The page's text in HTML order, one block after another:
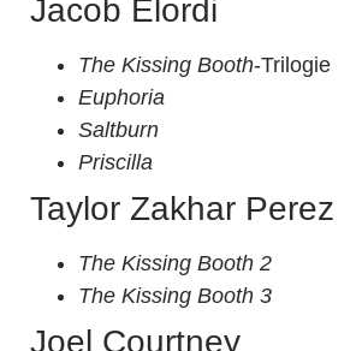
Jacob Elordi
The Kissing Booth-Trilogie
Euphoria
Saltburn
Priscilla
Taylor Zakhar Perez
The Kissing Booth 2
The Kissing Booth 3
Joel Courtney